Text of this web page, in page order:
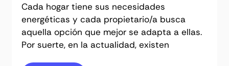
Cada hogar tiene sus necesidades
energéticas y cada propietario/a busca
aquella opción que mejor se adapta a ellas.
Por suerte, en la actualidad, existen